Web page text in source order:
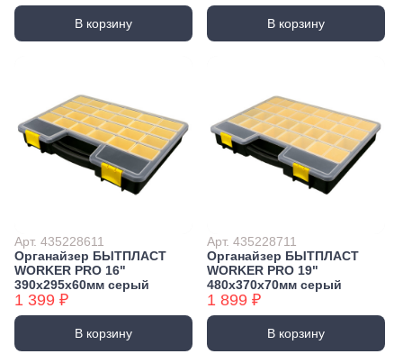
В корзину В корзину
Арт. 435228611
Органайзер БЫТПЛАСТ
WORKER PRO 16"
390х295х60мм серый
1 399 ₽
В корзину
Арт. 435228711
Органайзер БЫТПЛАСТ
WORKER PRO 19"
480х370х70мм серый
1 899 ₽
В корзину